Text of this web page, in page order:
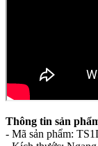
Thông tin sản
- Mã sản phẩm: